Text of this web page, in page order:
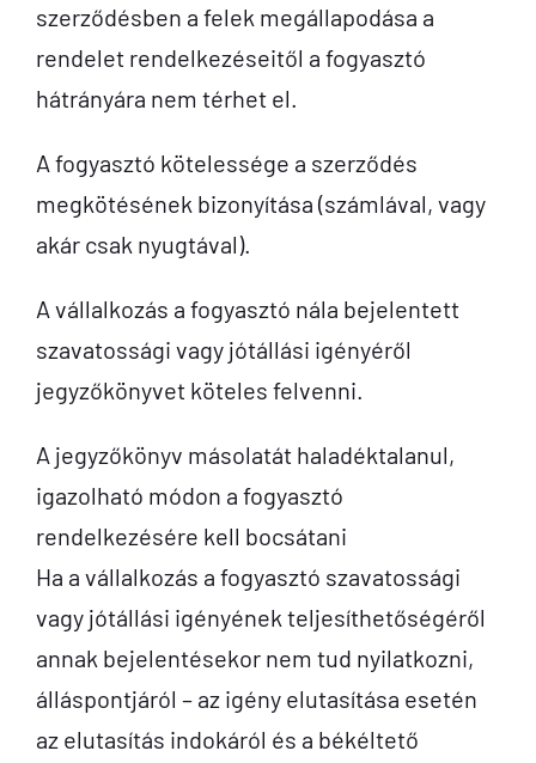
szerződésben a felek megállapodása a
rendelet rendelkezéseitől a fogyasztó
hátrányára nem térhet el.
A fogyasztó kötelessége a szerződés
megkötésének bizonyítása (számlával, vagy
akár csak nyugtával).
A vállalkozás a fogyasztó nála bejelentett
szavatossági vagy jótállási igényéről
jegyzőkönyvet köteles felvenni.
A jegyzőkönyv másolatát haladéktalanul,
igazolható módon a fogyasztó
rendelkezésére kell bocsátani
Ha a vállalkozás a fogyasztó szavatossági
vagy jótállási igényének teljesíthetőségéről
annak bejelentésekor nem tud nyilatkozni,
álláspontjáról – az igény elutasítása esetén
az elutasítás indokáról és a békéltető